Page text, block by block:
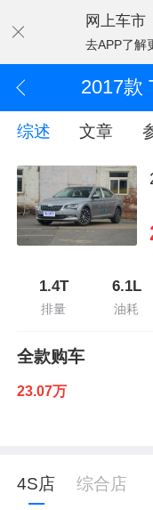
网上车市
去APP了解
2017款
综述 文章
1.4T
排量
6.1L
油耗
全款购车
23.07万
4S店 综合店